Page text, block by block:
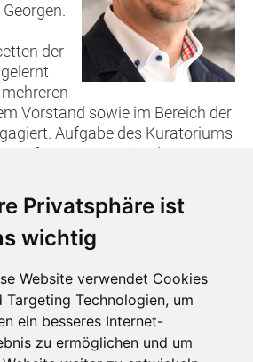
Privatsphäre ist
wichtig
Website verwendet Cookies
Targeting Technologien, um
ein besseres Internet-
zu ermöglichen und um
der
Vorstand sowie im Bereich der
Aufgabe des Kuratoriums
verfassten Gremien der
action 365 ist die Wahl und die
(siehe auch "Wer wir sind").
anzeigen